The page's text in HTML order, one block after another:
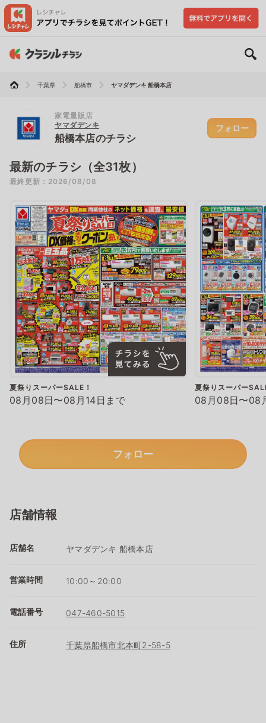
千葉県 船橋市 ヤマダデンキ 船橋本店
家電量販店
ヤマダデンキ
船橋本店のチラシ
フォロー
最新のチラシ（全31枚）
最終更新：2026/08/08
夏祭りスーパーSALE！
08月08日〜08月14日まで
夏祭りスーパー
08月08日〜08
フォロー
店舗情報
店舗名 ヤマダデンキ 船橋本店
営業時間 10:00～20:00
電話番号 047-460-5015
住所 千葉県船橋市北本町2-58-5